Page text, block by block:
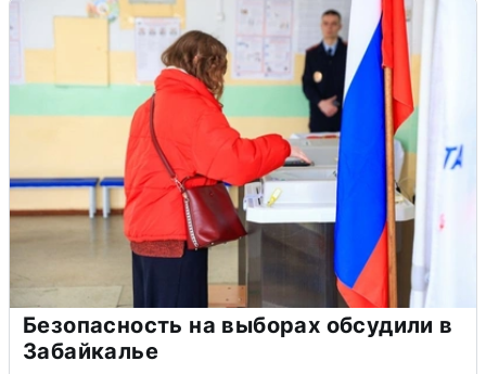
Безопасность на выборах обсудили в
Забайкалье